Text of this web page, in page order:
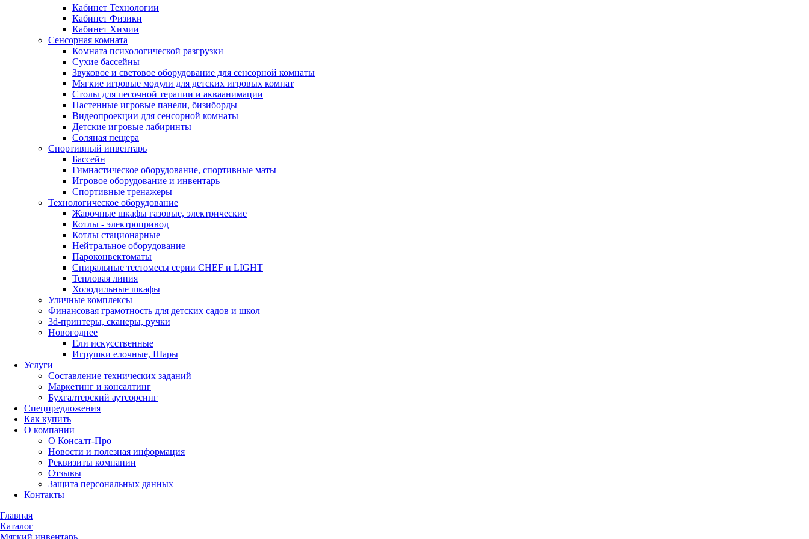
Кабинет Технологии
Кабинет Физики
Кабинет Химии
Сенсорная комната
Комната психологической разгрузки
Сухие бассейны
Звуковое и световое оборудование для сенсорной комнаты
Мягкие игровые модули для детских игровых комнат
Столы для песочной терапии и акваанимации
Настенные игровые панели, бизиборды
Видеопроекции для сенсорной комнаты
Детские игровые лабиринты
Соляная пещера
Спортивный инвентарь
Бассейн
Гимнастическое оборудование, спортивные маты
Игровое оборудование и инвентарь
Спортивные тренажеры
Технологическое оборудование
Жарочные шкафы газовые, электрические
Котлы - электропривод
Котлы стационарные
Нейтральное оборудование
Пароконвектоматы
Спиральные тестомесы серии CHEF и LIGHT
Тепловая линия
Холодильные шкафы
Уличные комплексы
Финансовая грамотность для детских садов и школ
3d-принтеры, сканеры, ручки
Новогоднее
Ели искусственные
Игрушки елочные, Шары
Услуги
Составление технических заданий
Маркетинг и консалтинг
Бухгалтерский аутсорсинг
Спецпредложения
Как купить
О компании
О Консалт-Про
Новости и полезная информация
Реквизиты компании
Отзывы
Защита персональных данных
Контакты
Главная
Каталог
Мягкий инвентарь